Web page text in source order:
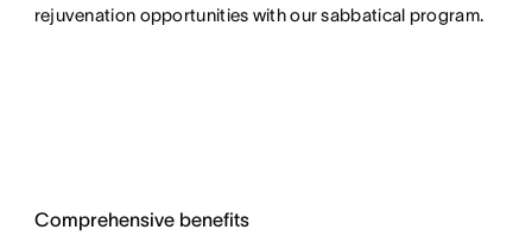
rejuvenation opportunities with our sabbatical program.
Comprehensive benefits